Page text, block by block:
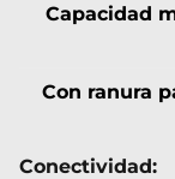
Capacidad
Con ranura
Conectividad: